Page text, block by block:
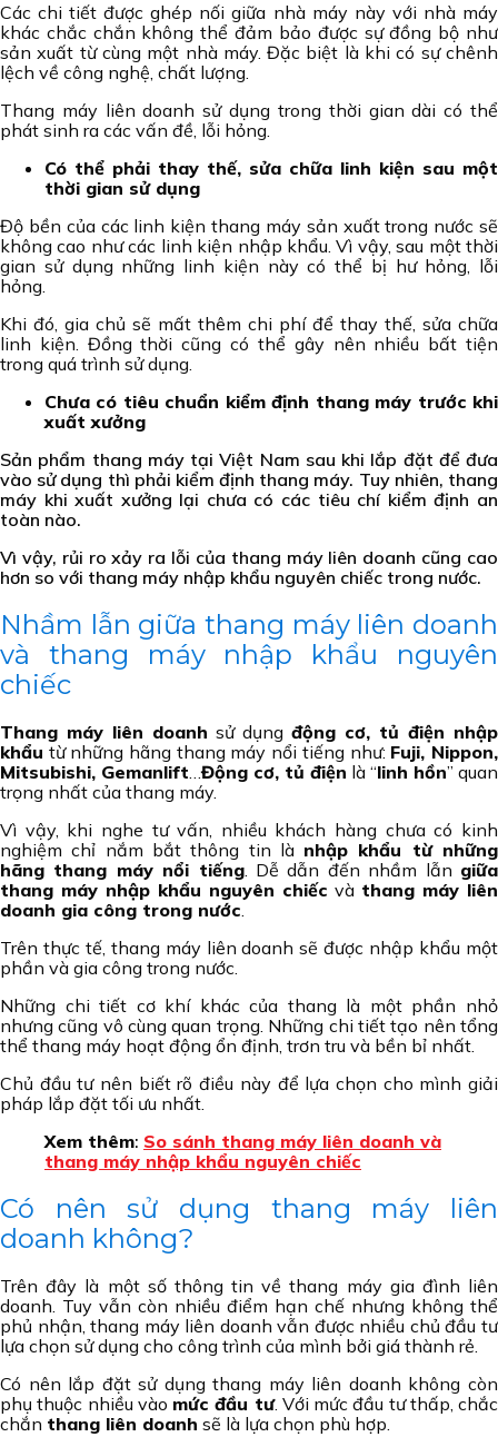
Các chi tiết được ghép nối giữa nhà máy này với nhà máy
khác chắc chắn không thể đảm bảo được sự đồng bộ như
sản xuất từ cùng một nhà máy. Đặc biệt là khi có sự chênh
lệch về công nghệ, chất lượng.
Thang máy liên doanh sử dụng trong thời gian dài có thể
phát sinh ra các vấn đề, lỗi hỏng.
Có thể phải thay thế, sửa chữa linh kiện sau một
thời gian sử dụng
Độ bền của các linh kiện thang máy sản xuất trong nước sẽ
không cao như các linh kiện nhập khẩu. Vì vậy, sau một thời
gian sử dụng những linh kiện này có thể bị hư hỏng, lỗi
hỏng.
Khi đó, gia chủ sẽ mất thêm chi phí để thay thế, sửa chữa
linh kiện. Đồng thời cũng có thể gây nên nhiều bất tiện
trong quá trình sử dụng.
Chưa có tiêu chuẩn kiểm định thang máy trước khi
xuất xưởng
Sản phẩm thang máy tại Việt Nam sau khi lắp đặt để đưa
vào sử dụng thì phải kiểm định thang máy. Tuy nhiên, thang
máy khi xuất xưởng lại chưa có các tiêu chí kiểm định an
toàn nào.
Vì vậy, rủi ro xảy ra lỗi của thang máy liên doanh cũng cao
hơn so với thang máy nhập khẩu nguyên chiếc trong nước.
Nhầm lẫn giữa thang máy liên doanh
và thang máy nhập khẩu nguyên
chiếc
Thang máy liên doanh sử dụng động cơ, tủ điện nhập
khẩu từ những hãng thang máy nổi tiếng như: Fuji, Nippon,
Mitsubishi, Gemanlift …Động cơ, tủ điện là “linh hồn” quan
trọng nhất của thang máy.
Vì vậy, khi nghe tư vấn, nhiều khách hàng chưa có kinh
nghiệm chỉ nắm bắt thông tin là nhập khẩu từ những
hãng thang máy nổi tiếng. Dễ dẫn đến nhầm lẫn giữa
thang máy nhập khẩu nguyên chiếc và thang máy liên
doanh gia công trong nước
Trên thực tế, thang máy liên doanh sẽ được nhập khẩu một
phần và gia công trong nước.
Những chi tiết cơ khí khác của thang là một phần nhỏ
nhưng cũng vô cùng quan trọng. Những chi tiết tạo nên tổng
thể thang máy hoạt động ổn định, trơn tru và bền bỉ nhất.
Chủ đầu tư nên biết rõ điều này để lựa chọn cho mình giải
pháp lắp đặt tối ưu nhất.
Xem thêm: So sánh thang máy liên doanh và
thang máy nhập khẩu nguyên chiếc
Có nên sử dụng thang máy liên
doanh không?
Trên đây là một số thông tin về thang máy gia đình liên
doanh. Tuy vẫn còn nhiều điểm hạn chế nhưng không thể
phủ nhận, thang máy liên doanh vẫn được nhiều chủ đầu tư
lựa chọn sử dụng cho công trình của mình bởi giá thành rẻ.
Có nên lắp đặt sử dụng thang máy liên doanh không còn
phụ thuộc nhiều vào mức đầu tư. Với mức đầu tư thấp, chắc
chắn thang liên doanh sẽ là lựa chọn phù hợp.